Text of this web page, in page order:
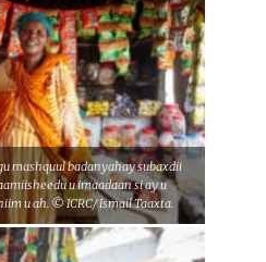
mashquul badanyahay subaxdii
u imaadaan si ay u
u ah. © ICRC/ Ismail Taaxta.